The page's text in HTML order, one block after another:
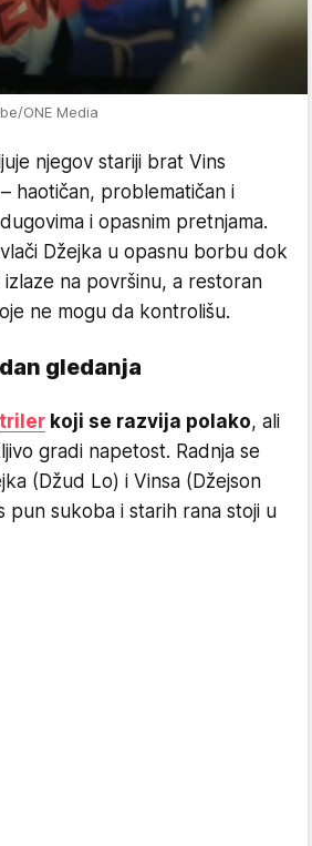
ONE Media
njegov stariji brat Vins
haotičan, problematičan i
i opasnim pretnjama.
Džejka u opasnu borbu dok
na površinu, a restoran
ne mogu da kontrolišu.
gledanja
triler koji se razvija polako, ali
gradi napetost. Radnja se
(Džud Lo) i Vinsa (Džejson
pun sukoba i starih rana stoji u